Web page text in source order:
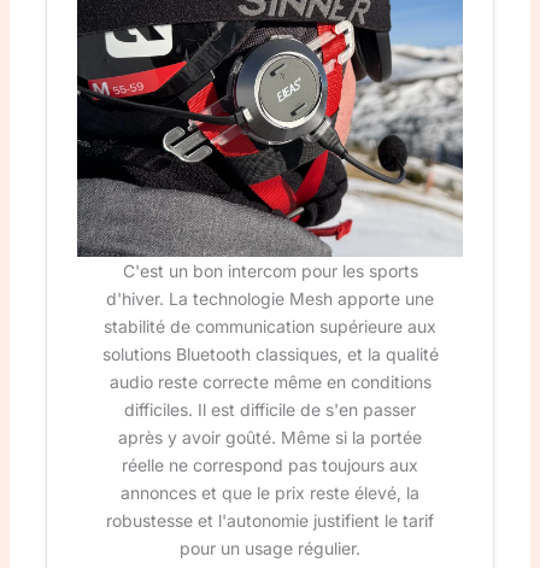
C'est un bon intercom pour les sports
d'hiver. La technologie Mesh apporte une
stabilité de communication supérieure aux
solutions Bluetooth classiques, et la qualité
audio reste correcte même en conditions
difficiles. Il est difficile de s'en passer
après y avoir goûté. Même si la portée
réelle ne correspond pas toujours aux
annonces et que le prix reste élevé, la
robustesse et l'autonomie justifient le tarif
pour un usage régulier.